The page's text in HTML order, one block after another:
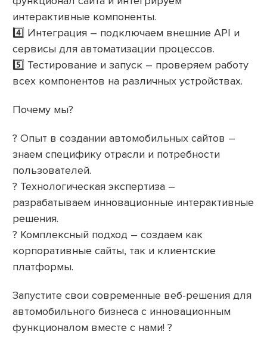
интерактивные компоненты.
4️⃣ Интеграция – подключаем внешние API и
сервисы для автоматизации процессов.
5️⃣ Тестирование и запуск – проверяем работу
всех компонентов на различных устройствах.
Почему мы?
? Опыт в создании автомобильных сайтов –
знаем специфику отрасли и потребности
пользователей.
? Технологическая экспертиза –
разрабатываем инновационные интерактивные
решения.
? Комплексный подход – создаем как
корпоративные сайты, так и клиентские
платформы.
Запустите свои современные веб-решения для
автомобильного бизнеса с инновационным
функционалом вместе с нами! ?